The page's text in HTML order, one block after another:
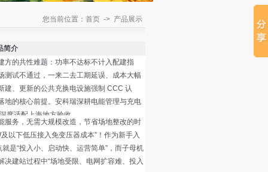
您当前位置：首页 -> 产品展示
简介